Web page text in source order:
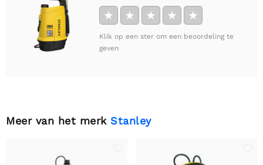
★ ★ ★ ★ ★
Klik op een ster om een beoordeling te
geven
Meer van het merk Stanley